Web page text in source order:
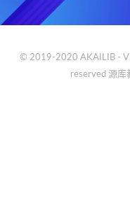
© 2019-2020 AKAILIB -
reserved 源库